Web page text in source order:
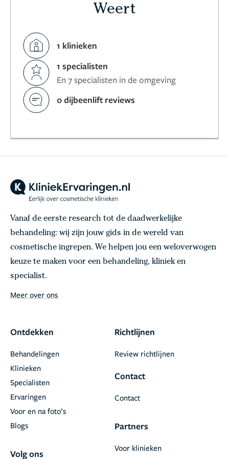
Weert
1 klinieken
1 specialisten
En 7 specialisten in de omgeving
0 dijbeenlift reviews
Vanaf de eerste research tot de daadwerkelijke
behandeling: wij zijn jouw gids in de wereld van
cosmetische ingrepen. We helpen jou een weloverwogen
keuze te maken voor een behandeling, kliniek en
specialist.
Meer over ons
Ontdekken
Behandelingen
Klinieken
Specialisten
Ervaringen
Voor en na foto’s
Blogs
Volg ons
Richtlijnen
Review richtlijnen
Contact
Contact
Partners
Voor klinieken